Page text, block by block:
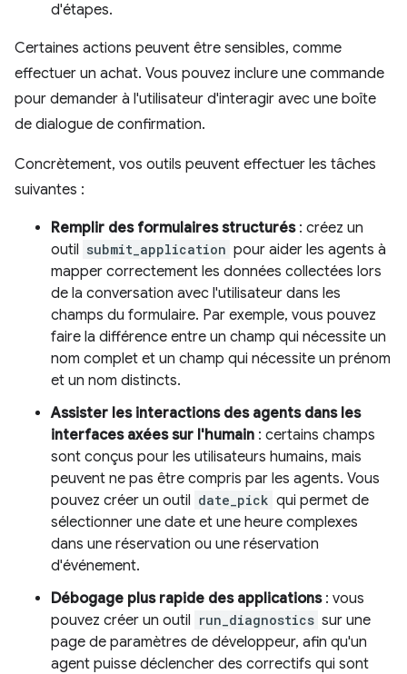
d'étapes.
Certaines actions peuvent être sensibles, comme
effectuer un achat. Vous pouvez inclure une commande
pour demander à l'utilisateur d'interagir avec une boîte
de dialogue de confirmation.
Concrètement, vos outils peuvent effectuer les tâches
suivantes :
Remplir des formulaires structurés: créez un
outil submit_application pour aider les agents à
mapper correctement les données collectées lors
de la conversation avec l'utilisateur dans les
champs du formulaire. Par exemple, vous pouvez
faire la différence entre un champ qui nécessite un
nom complet et un champ qui nécessite un prénom
et un nom distincts.
Assister les interactions des agents dans les
interfaces axées sur l'humain : certains champs
sont conçus pour les utilisateurs humains, mais
peuvent ne pas être compris par les agents. Vous
pouvez créer un outil date_pick qui permet de
sélectionner une date et une heure complexes
dans une réservation ou une réservation
d'événement.
Débogage plus rapide des applications: vous
pouvez créer un outil run_diagnostics sur une
page de paramètres de développeur, afin qu'un
agent puisse déclencher des correctifs qui sont